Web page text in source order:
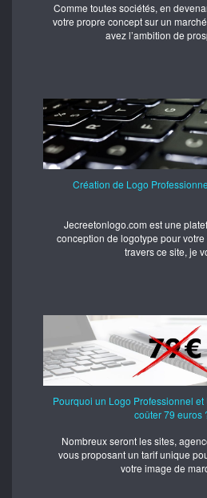
Comme toutes sociétés, en
votre propre concept sur un
avez l’ambition de
Création de Logo
Jecreetonlogo.com est une
conception de logotype pour
travers ce site, je
Pourquoi un Logo Professionnel
coûter 79 euros
Nombreux seront les sites,
vous proposant un tarif unique
votre image de